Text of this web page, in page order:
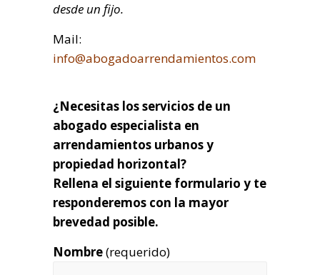
desde un fijo.
Mail:
info@abogadoarrendamientos.com
¿Necesitas los servicios de un
abogado especialista en
arrendamientos urbanos y
propiedad horizontal?
Rellena el siguiente formulario y te
responderemos con la mayor
brevedad posible.
Nombre(requerido)